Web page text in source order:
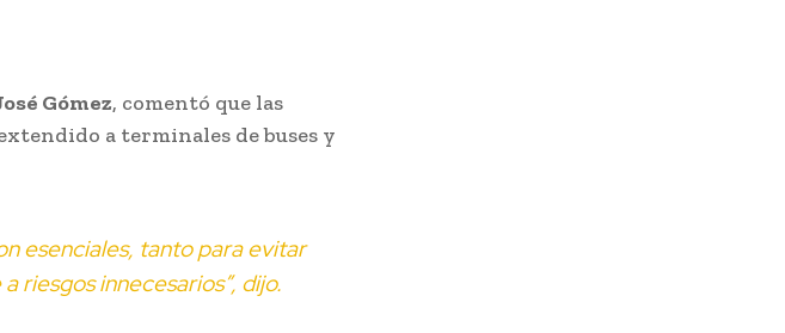
Gómez, comentó que las
a terminales de buses y
esenciales, tanto para evitar
riesgos innecesarios”, dijo.